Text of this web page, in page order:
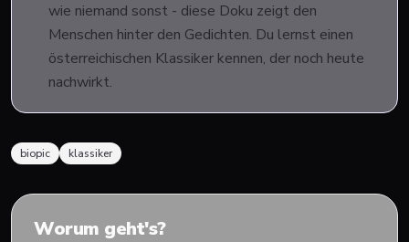
wie niemand sonst - diese Doku zeigt den
Menschen hinter den Gedichten. Du lernst einen
österreichischen Klassiker kennen, der noch heute
nachwirkt.
biopic klassiker
Worum geht's?